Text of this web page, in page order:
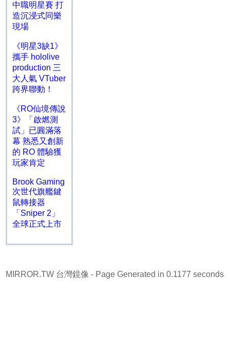
中職明星賽 打
造沉浸式同樂
現場
《明星3缺1》
攜手 hololive
production 三
大人氣 VTuber
跨界聯動！
《RO仙境傳說
3》「啟燃測
試」已圓滿落
幕 熟悉又創新
的 RO 體驗獲
玩家肯定
Brook Gaming
次世代旗艦鍵
鼠轉接器
「Sniper 2」
全球正式上市
MIRROR.TW 台灣鏡像 - Page Generated in 0.1177 seconds